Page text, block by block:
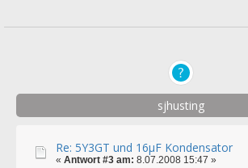
sjhusting
Re: 5Y3GT und 16µF Kondensator
« Antwort #3 am: 8.07.2008 15:47 »